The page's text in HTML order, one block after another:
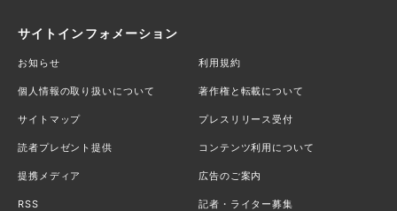
サイトインフォメーション
お知らせ 利用規約
個人情報の取り扱いについて 著作権と転載について
サイトマップ プレスリリース受付
読者プレゼント提供 コンテンツ利用について
提携メディア 広告のご案内
RSS 記者・ライター募集